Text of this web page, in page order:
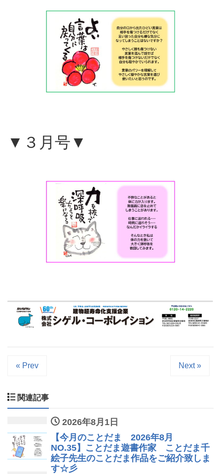
▼３月号▼
« Prev Next »
関連記事
2026年8月1日
【今月のことだま 2026年8月
NO.35】ことだま遊書作家 ことだま千
絵子先生のことだま作品をご紹介致しま
す☆彡